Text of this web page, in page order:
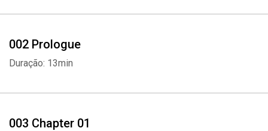
002 Prologue
Duração: 13min
003 Chapter 01